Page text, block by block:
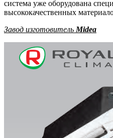
система уже оборудована
высококачественных
Завод изготовитель Midea